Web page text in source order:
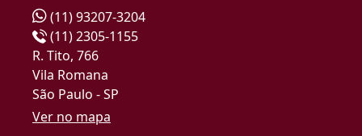
(11) 93207-3204
(11) 2305-1155
R. Tito, 766
Vila Romana
São Paulo - SP
Ver no mapa